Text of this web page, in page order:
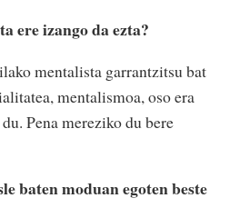
ere izango da ezta?
mentalista garrantzitsu bat
mentalismoa, oso era
Pena mereziko du bere
baten moduan egoten beste